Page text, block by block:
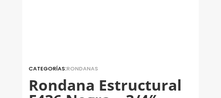
CATEGORÍAS:RONDANAS
Rondana Estructural